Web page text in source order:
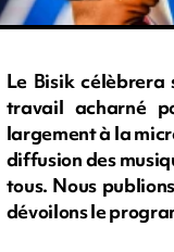
Le Bisik célèbrera
travail acharné
largement à la
diffusion des
tous. Nous
dévoilons le